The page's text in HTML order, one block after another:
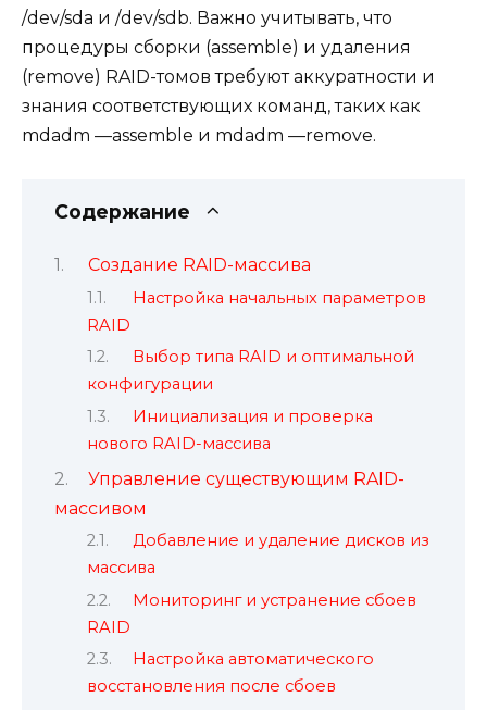
/dev/sda и /dev/sdb. Важно учитывать, что
процедуры сборки (assemble) и удаления
(remove) RAID-томов требуют аккуратности и
знания соответствующих команд, таких как
mdadm —assemble и mdadm —remove.
Содержание
Создание RAID-массива
Настройка начальных параметров
RAID
Выбор типа RAID и оптимальной
конфигурации
Инициализация и проверка
нового RAID-массива
Управление существующим RAID-
массивом
Добавление и удаление дисков из
массива
Мониторинг и устранение сбоев
RAID
Настройка автоматического
восстановления после сбоев